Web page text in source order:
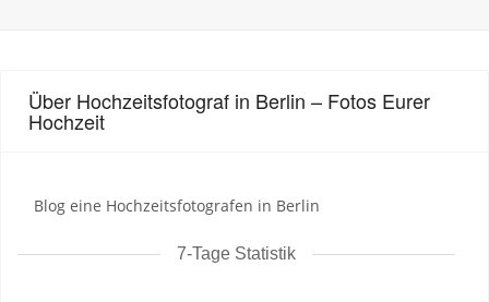
Über Hochzeitsfotograf in Berlin – Fotos Eurer
Hochzeit
Blog eine Hochzeitsfotografen in Berlin
7-Tage Statistik